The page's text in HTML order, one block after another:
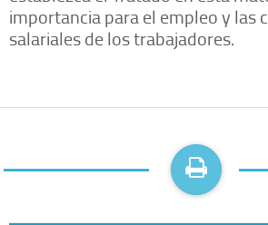
importancia para el empleo y las
salariales de los trabajadores.